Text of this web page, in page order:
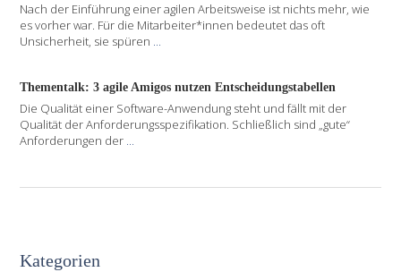
Nach der Einführung einer agilen Arbeitsweise ist nichts mehr, wie
es vorher war. Für die Mitarbeiter*innen bedeutet das oft
Unsicherheit, sie spüren ...
Thementalk: 3 agile Amigos nutzen Entscheidungstabellen
Die Qualität einer Software-Anwendung steht und fällt mit der
Qualität der Anforderungsspezifikation. Schließlich sind „gute“
Anforderungen der
Kategorien